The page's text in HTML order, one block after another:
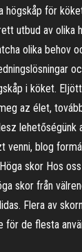
högskåp för
utbud av olika
olika behov
i köket.
az élet,
lehetőségünk
venni, blog
skor Hos
skor från
Flera av
för de flesta